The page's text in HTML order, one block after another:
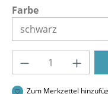
Farbeauswählen
Produkt
Zum Merkzettel